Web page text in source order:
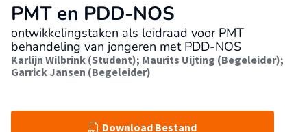
PMT en PDD-NOS
ontwikkelingstaken als leidraad voor PMT
behandeling van jongeren met PDD-NOS
Karlijn Wilbrink (Student); Maurits Uijting (Begeleider);
Garrick Jansen (Begeleider)
Download Bestand